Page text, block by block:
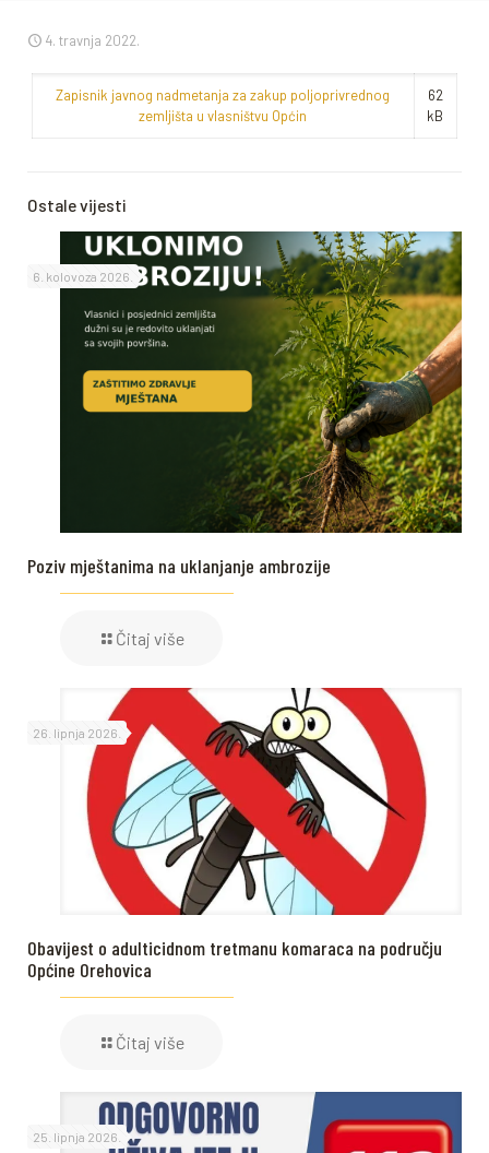
4. travnja 2022.
Zapisnik javnog nadmetanja za zakup poljoprivrednog
zemljišta u vlasništvu Općin
62
kB
Ostale vijesti
6. kolovoza 2026.
Poziv mještanima na uklanjanje ambrozije
Čitaj više
26. lipnja 2026.
Obavijest o adulticidnom tretmanu komaraca na području
Općine Orehovica
Čitaj više
25. lipnja 2026.